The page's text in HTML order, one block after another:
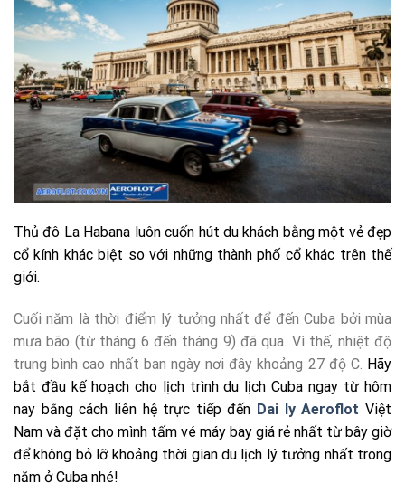
Thủ đô La Habana luôn cuốn hút du khách bằng một vẻ đẹp
cổ kính khác biệt so với những thành phố cổ khác trên thế
giới.
Cuối năm là thời điểm lý tưởng nhất để đến Cuba bởi mùa
mưa bão (từ tháng 6 đến tháng 9) đã qua. Vì thế, nhiệt độ
trung bình cao nhất ban ngày nơi đây khoảng 27 độ C. Hãy
bắt đầu kế hoạch cho lịch trình du lịch Cuba ngay từ hôm
nay bằng cách liên hệ trực tiếp đến Dai ly Aeroflot Việt
Nam và đặt cho mình tấm vé máy bay giá rẻ nhất từ bây giờ
để không bỏ lỡ khoảng thời gian du lịch lý tưởng nhất trong
năm ở Cuba nhé!